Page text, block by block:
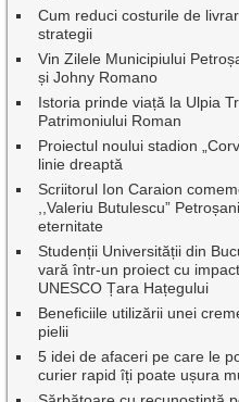
Cum reduci costurile de
strategii
Vin Zilele Municipiului
și Johny Romano
Istoria prinde viață la Ulpia
Patrimoniului Roman
Proiectul noului stadion
linie dreaptă
Scriitorul Ion Caraion
,,Valeriu Butulescu”
eternitate
Studenții Universității din
vară într-un proiect cu
UNESCO Țara Hațegului
Beneficiile utilizării unei
pielii
5 idei de afaceri pe care le
curier rapid îți poate ușura